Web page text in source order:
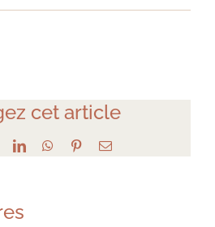
cet article
LinkedInWhatsApp
PinterestEmail